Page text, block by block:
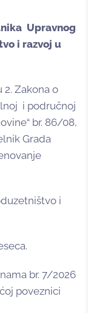
Upravnog
i razvoj u
2. Zakona o
i područnoj
br. 86/08,
Grada
i
br. 7/2026
poveznici